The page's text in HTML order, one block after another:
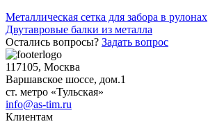
Навигация
по
записям
Металлическая сетка для забора в рулонах
Двутавровые балки из металла
Остались вопросы? Задать вопрос
117105, Москва
Варшавское шоссе, дом.1
ст. метро «Тульская»
info@as-tim.ru
Клиентам